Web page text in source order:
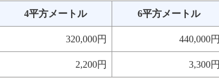
4平方メートル 6平方メートル
320,000円 440,000円
2,200円 3,300円